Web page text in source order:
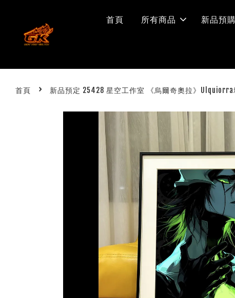
首頁 所有商品 新品預
首頁 › 新品預定 25428 星空工作室 《烏爾奇奧拉》Ulquiorra